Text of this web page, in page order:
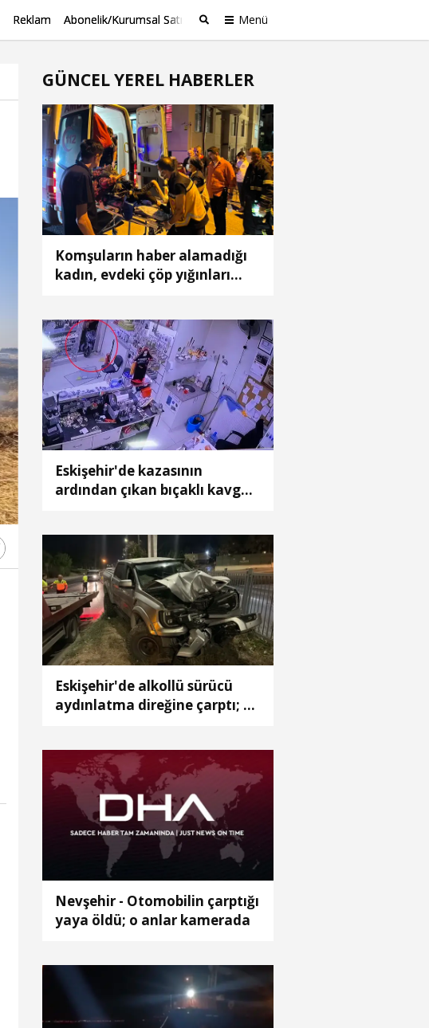
Reklam Abonelik/Kurumsal Satış Menü
GÜNCEL YEREL HABERLER
Komşuların haber alamadığı
kadın, evdeki çöp yığınları
Eskişehir'de kazasının
ardından çıkan bıçaklı kavga
Eskişehir'de alkollü sürücü
aydınlatma direğine çarptı; 1
Nevşehir - Otomobilin çarptığı
yaya öldü; o anlar kamerada